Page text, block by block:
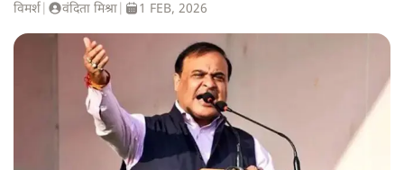
विमर्श वंदिता मिश्रा 1 FEB, 2026